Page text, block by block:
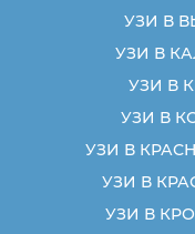
УЗИ В
УЗИ В
УЗИ В
УЗИ В
УЗИ В
УЗИ В
УЗИ В